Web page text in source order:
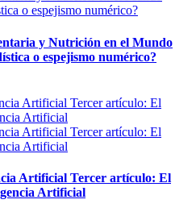
y Nutrición en el Mundo
o espejismo numérico?
Artificial Tercer artículo: El
Artificial